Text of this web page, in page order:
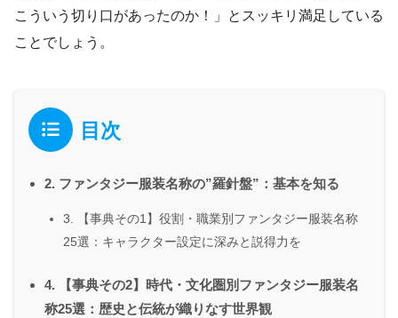
こういう切り口があったのか！」とスッキリ満足している
ことでしょう。
目次
2. ファンタジー服装名称の”羅針盤”：基本を知る
3. 【事典その1】役割・職業別ファンタジー服装名称
25選：キャラクター設定に深みと説得力を
4. 【事典その2】時代・文化圏別ファンタジー服装名
称25選：歴史と伝統が織りなす世界観